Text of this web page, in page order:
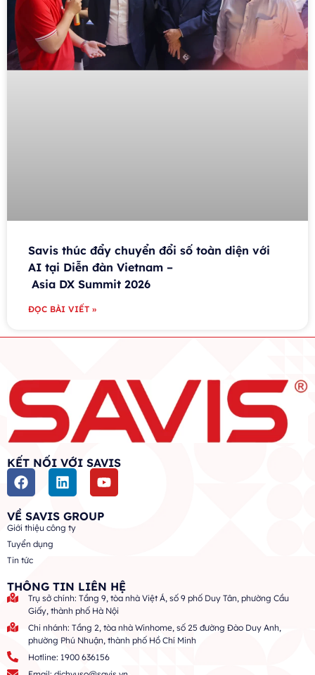
Savis thúc đẩy chuyển đổi số toàn diện với
AI tại Diễn đàn Vietnam –
Asia DX Summit 2026
ĐỌC BÀI VIẾT »
KẾT NỐI VỚI SAVIS
VỀ SAVIS GROUP
Giới thiệu công ty
Tuyển dụng
Tin tức
THÔNG TIN LIÊN HỆ
Trụ sở chính: Tầng 9, tòa nhà Việt Á, số 9 phố Duy Tân, phường Cầu
Giấy, thành phố Hà Nội
Chi nhánh: Tầng 2, tòa nhà Winhome, số 25 đường Đào Duy Anh,
phường Phú Nhuận, thành phố Hồ Chí Minh
Hotline: 1900 636156